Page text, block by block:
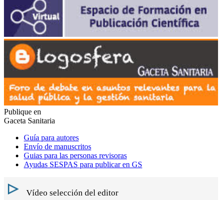
Publique en
Gaceta Sanitaria
Guía para autores
Envío de manuscritos
Guias para las personas revisoras
Ayudas SESPAS para publicar en GS
Vídeo selección del editor